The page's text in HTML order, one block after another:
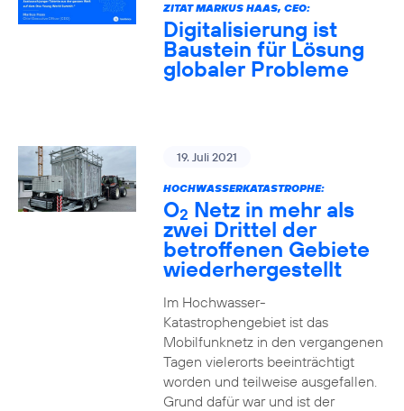
ZITAT MARKUS HAAS, CEO:
Digitalisierung ist
Baustein für Lösung
globaler Probleme
19. Juli 2021
HOCHWASSERKATASTROPHE:
O2 Netz in mehr als
zwei Drittel der
betroffenen Gebiete
wiederhergestellt
Im Hochwasser-
Katastrophengebiet ist das
Mobilfunknetz in den vergangenen
Tagen vielerorts beeinträchtigt
worden und teilweise ausgefallen.
Grund dafür war und ist der